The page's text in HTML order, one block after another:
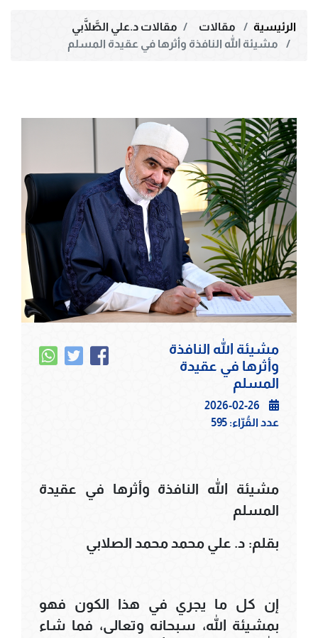
الرئيسية مقالات
مقالات د.علي الصَّلَّابي
مشيئة الله النافذة وأثرها في عقيدة المسلم
مشيئة الله النافذة
وأثرها في عقيدة
المسلم
2026-02-26
عدد القُرّاء: 595
مشيئة الله النافذة وأثرها في عقيدة
المسلم
بقلم: د. علي محمد محمد الصلابي
إن كل ما يجري في هذا الكون فهو
بمشيئة الله، سبحانه وتعالى، فما شاء